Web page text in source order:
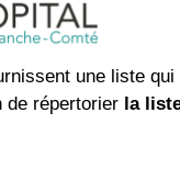
une liste qui
de répertorier la